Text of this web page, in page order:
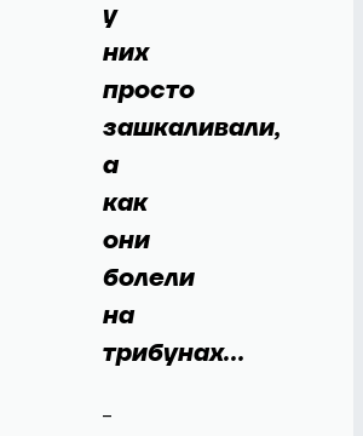
у
них
просто
зашкаливали,
а
как
они
болели
на
трибунах…
-